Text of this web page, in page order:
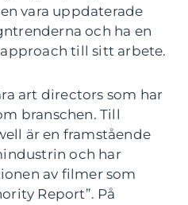
vara uppdaterade
och ha en
till sitt arbete.
art directors som har
branschen. Till
är en framstående
och har
av filmer som
Report”. På